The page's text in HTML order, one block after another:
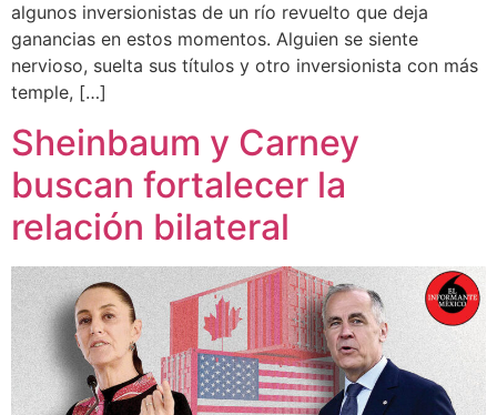
algunos inversionistas de un río revuelto que deja
ganancias en estos momentos. Alguien se siente
nervioso, suelta sus títulos y otro inversionista con más
temple, […]
Sheinbaum y Carney
buscan fortalecer la
relación bilateral